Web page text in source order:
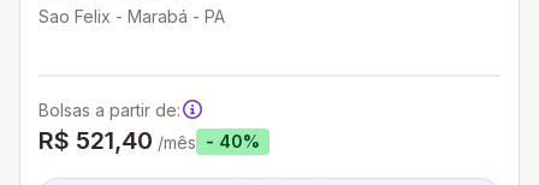
Sao Felix - Marabá - PA
Bolsas a partir de:
R$ 521,40 /mês - 40%